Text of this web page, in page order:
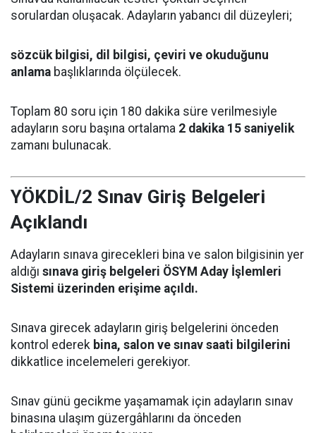
sorulardan oluşacak. Adayların yabancı dil düzeyleri;
sözcük bilgisi, dil bilgisi, çeviri ve okuduğunu
anlama başlıklarında ölçülecek.
Toplam 80 soru için 180 dakika süre verilmesiyle
adayların soru başına ortalama 2 dakika 15 saniyelik
zamanı bulunacak.
YÖKDİL/2 Sınav Giriş Belgeleri
Açıklandı
Adayların sınava girecekleri bina ve salon bilgisinin yer
aldığı sınava giriş belgeleri ÖSYM Aday İşlemleri
Sistemi üzerinden erişime açıldı.
Sınava girecek adayların giriş belgelerini önceden
kontrol ederek bina, salon ve sınav saati bilgilerini
dikkatlice incelemeleri gerekiyor.
Sınav günü gecikme yaşamamak için adayların sınav
binasına ulaşım güzergâhlarını da önceden